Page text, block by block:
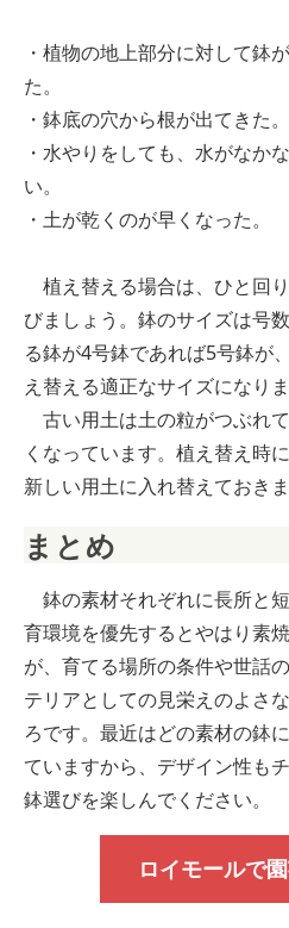
・植物の地上部分に対して鉢
た。
・鉢底の穴から根が出てきた。
・水やりをしても、水がなか
い。
・土が乾くのが早くなった。
植え替える場合は、ひと回
びましょう。鉢のサイズは号
る鉢が4号鉢であれば5号鉢が
え替える適正なサイズになりま
古い用土は土の粒がつぶれ
くなっています。植え替え時
新しい用土に入れ替えておきま
まとめ
鉢の素材それぞれに長所と
育環境を優先するとやはり素
が、育てる場所の条件や世話
テリアとしての見栄えのよさ
ろです。最近はどの素材の鉢
ていますから、デザイン性も
鉢選びを楽しんでください。
ロイモールで